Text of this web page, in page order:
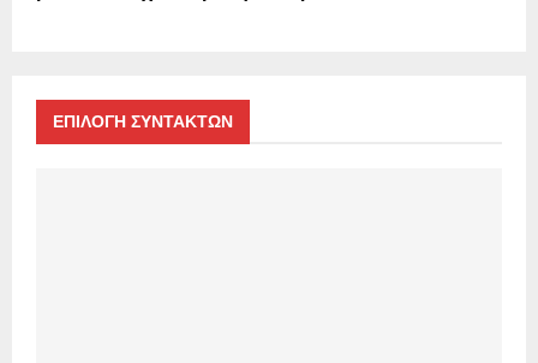
ΕΠΙΛΟΓΗ ΣΥΝΤΑΚΤΩΝ